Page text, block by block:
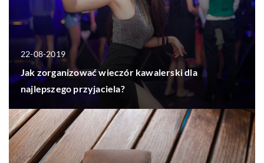
22-08-2019
Jak zorganizować wieczór kawalerski dla
najlepszego przyjaciela?